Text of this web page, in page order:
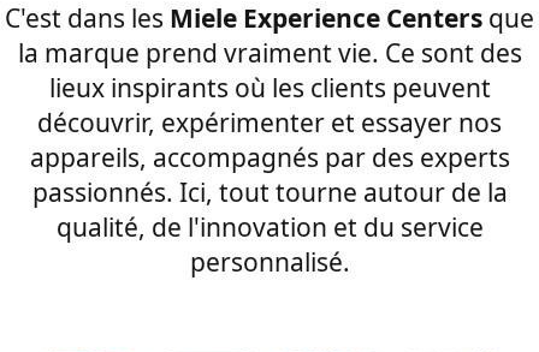
C'est dans les Miele Experience Centers que
la marque prend vraiment vie. Ce sont des
lieux inspirants où les clients peuvent
découvrir, expérimenter et essayer nos
appareils, accompagnés par des experts
passionnés. Ici, tout tourne autour de la
qualité, de l'innovation et du service
personnalisé.